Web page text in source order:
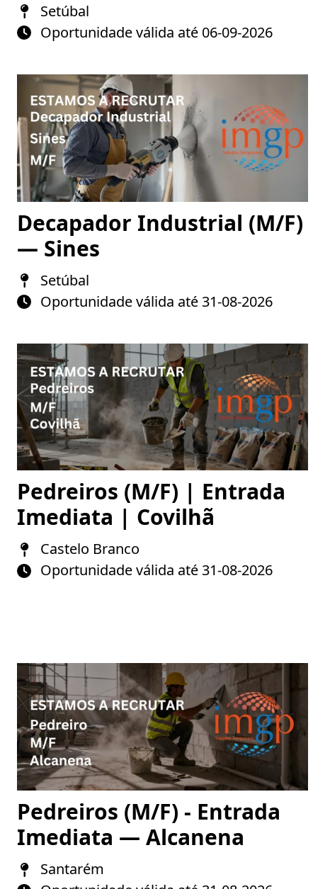
Setúbal
Oportunidade válida até 06-09-2026
Decapador Industrial (M/F)
— Sines
Setúbal
Oportunidade válida até 31-08-2026
Pedreiros (M/F) | Entrada
Imediata | Covilhã
Castelo Branco
Oportunidade válida até 31-08-2026
Pedreiros (M/F) - Entrada
Imediata — Alcanena
Santarém